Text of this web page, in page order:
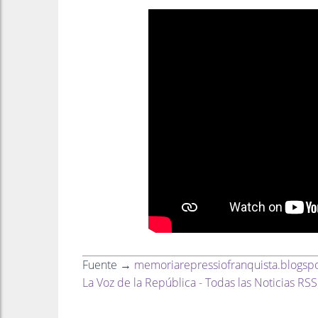
Fuente →
La Voz de la República - Todas las Noticias RSS